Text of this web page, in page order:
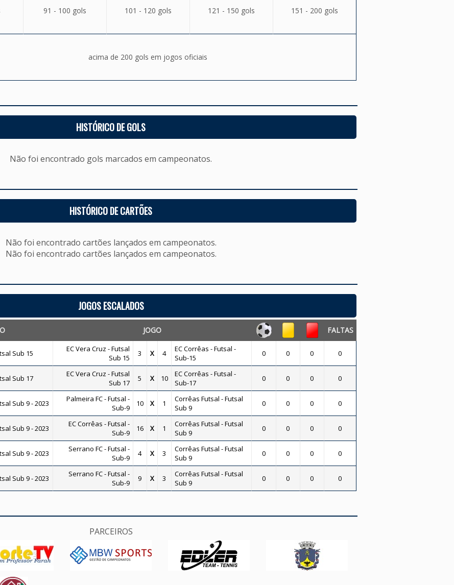
91 - 100 gols 101 - 120 gols 121 - 150 gols 151 - 200 gols
acima de 200 gols em jogos oficiais
HISTÓRICO DE GOLS
Não foi encontrado gols marcados em campeonatos.
HISTÓRICO DE CARTÕES
Não foi encontrado cartões lançados em campeonatos.
Não foi encontrado cartões lançados em campeonatos.
JOGOS ESCALADOS
JOGO FALTAS
Sub 15
EC Vera Cruz - Futsal
Sub 15
3 X 4
EC Corrêas - Futsal -
Sub-15
0 0 0 0
Sub 17
EC Vera Cruz - Futsal
Sub 17
5 X 10
EC Corrêas - Futsal -
Sub-17
0 0 0 0
Sub 9 - 2023
Palmeira FC - Futsal -
Sub-9
10 X 1
Corrêas Futsal - Futsal
Sub 9
0 0 0 0
Sub 9 - 2023
EC Corrêas - Futsal -
Sub-9
16 X 1
Corrêas Futsal - Futsal
Sub 9
0 0 0 0
Sub 9 - 2023
Serrano FC - Futsal -
Sub-9
4 X 3
Corrêas Futsal - Futsal
Sub 9
0 0 0 0
Sub 9 - 2023
Serrano FC - Futsal -
Sub-9
9 X 3
Corrêas Futsal - Futsal
Sub 9
0 0 0 0
PARCEIROS